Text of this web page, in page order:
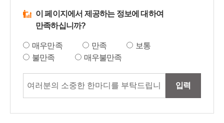
이 페이지에서 제공하는 정보에 대하여
만족하십니까?
매우만족 만족
보통
불만족
매우불만족
입력